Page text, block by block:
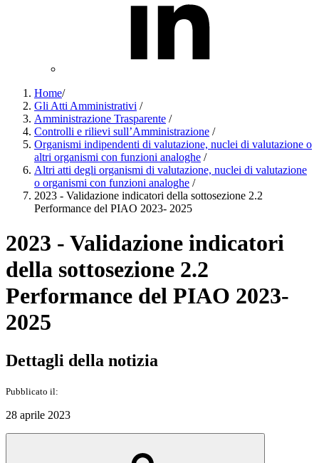
Home/
Gli Atti Amministrativi /
Amministrazione Trasparente /
Controlli e rilievi sull’Amministrazione /
Organismi indipendenti di valutazione, nuclei di valutazione o
altri organismi con funzioni analoghe /
Altri atti degli organismi di valutazione, nuclei di valutazione
o organismi con funzioni analoghe /
2023 - Validazione indicatori della sottosezione 2.2
Performance del PIAO 2023- 2025
2023 - Validazione indicatori
della sottosezione 2.2
Performance del PIAO 2023-
2025
Dettagli della notizia
Pubblicato il:
28 aprile 2023